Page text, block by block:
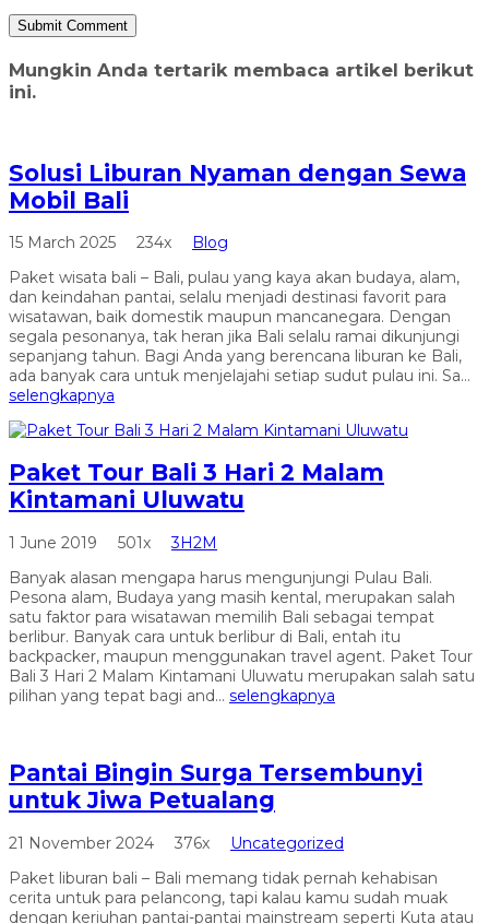
Mungkin Anda tertarik membaca artikel berikut
ini.
Solusi Liburan Nyaman dengan Sewa
Mobil Bali
15 March 2025 234x
Blog
Paket wisata bali – Bali, pulau yang kaya akan budaya, alam,
dan keindahan pantai, selalu menjadi destinasi favorit para
wisatawan, baik domestik maupun mancanegara. Dengan
segala pesonanya, tak heran jika Bali selalu ramai dikunjungi
sepanjang tahun. Bagi Anda yang berencana liburan ke Bali,
ada banyak cara untuk menjelajahi setiap sudut pulau ini. Sa...
selengkapnya
Paket Tour Bali 3 Hari 2 Malam
Kintamani Uluwatu
1 June 2019 501x
3H2M
Banyak alasan mengapa harus mengunjungi Pulau Bali.
Pesona alam, Budaya yang masih kental, merupakan salah
satu faktor para wisatawan memilih Bali sebagai tempat
berlibur. Banyak cara untuk berlibur di Bali, entah itu
backpacker, maupun menggunakan travel agent. Paket Tour
Bali 3 Hari 2 Malam Kintamani Uluwatu merupakan salah satu
pilihan yang tepat bagi and... selengkapnya
Pantai Bingin Surga Tersembunyi
untuk Jiwa Petualang
21 November 2024 376x
Uncategorized
Paket liburan bali – Bali memang tidak pernah kehabisan
cerita untuk para pelancong, tapi kalau kamu sudah muak
dengan keriuhan pantai-pantai mainstream seperti Kuta atau